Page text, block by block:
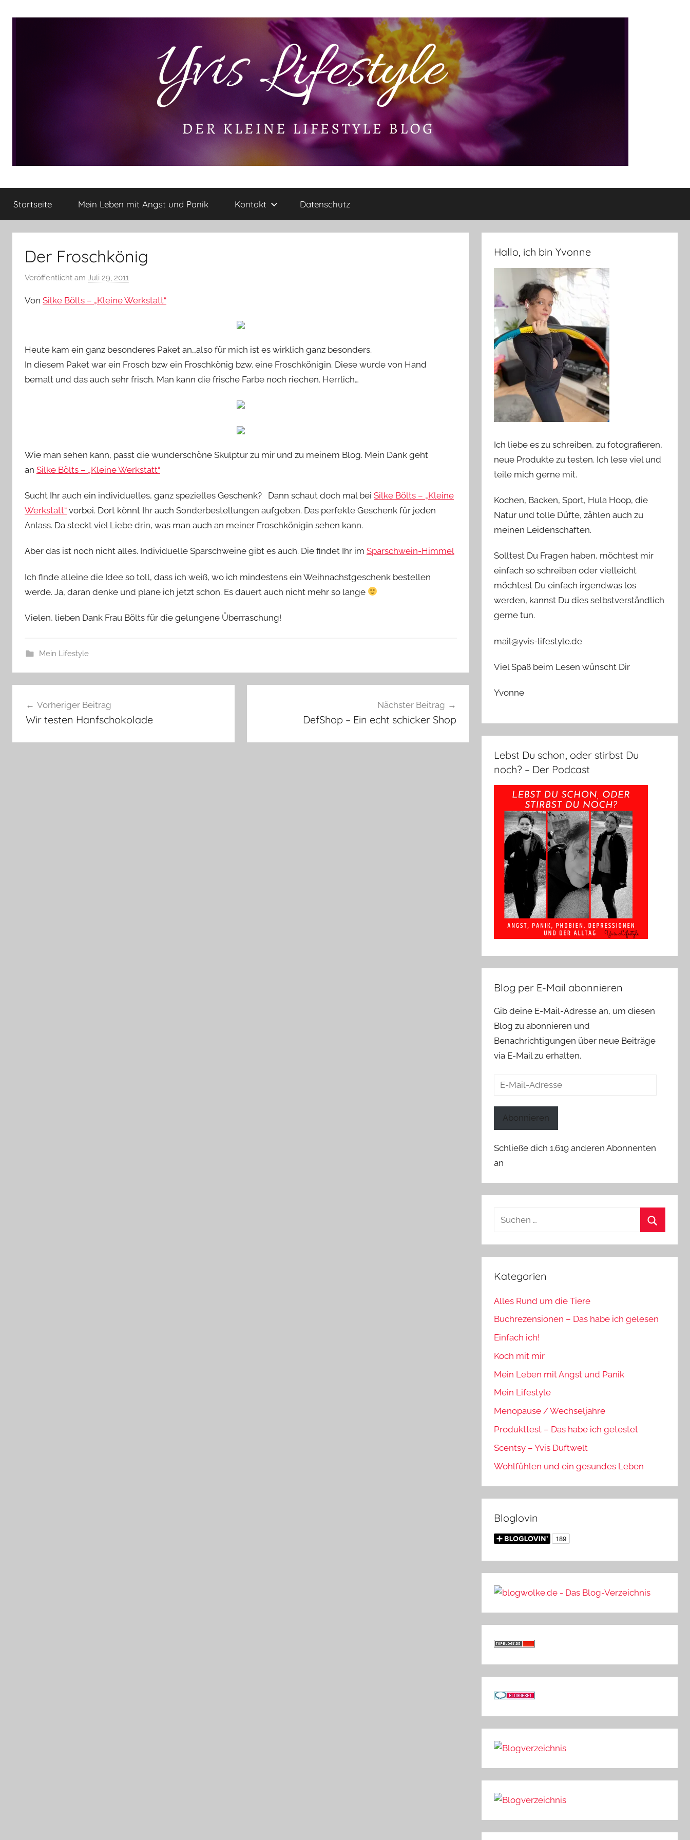
Yvis
Lifestyle
kleine
Lifestyle
Rezensionen,
vieles
Startseite Mein Leben mit Angst und Panik Kontakt Datenschutz
Der Froschkönig
Veröffentlicht am Juli 29, 2011
n
e
Von Silke Bölts – „Kleine Werkstatt“
Heute kam ein ganz besonderes Paket an…also für mich ist es wirklich ganz besonders.
In diesem Paket war ein Frosch bzw ein Froschkönig bzw. eine Froschkönigin. Diese wurde von Hand
bemalt und das auch sehr frisch. Man kann die frische Farbe noch riechen. Herrlich…
Wie man sehen kann, passt die wunderschöne Skulptur zu mir und zu meinem Blog. Mein Dank geht
an Silke Bölts – „Kleine Werkstatt“
Sucht Ihr auch ein individuelles, ganz spezielles Geschenk? Dann schaut doch mal bei Silke Bölts – „Kleine
Werkstatt“ vorbei. Dort könnt Ihr auch Sonderbestellungen aufgeben. Das perfekte Geschenk für jeden
Anlass. Da steckt viel Liebe drin, was man auch an meiner Froschkönigin sehen kann.
Aber das ist noch nicht alles. Individuelle Sparschweine gibt es auch. Die findet Ihr im Sparschwein-Himmel
Ich finde alleine die Idee so toll, dass ich weiß, wo ich mindestens ein Weihnachstgeschenk bestellen
werde. Ja, daran denke und plane ich jetzt schon. Es dauert auch nicht mehr so lange
Vielen, lieben Dank Frau Bölts für die gelungene Überraschung!
Mein Lifestyle
Vorheriger Beitrag
Wir testen Hanfschokolade
Nächster Beitrag
DefShop – Ein echt schicker Shop
Hallo, ich bin Yvonne
Ich liebe es zu schreiben, zu fotografieren,
neue Produkte zu testen. Ich lese viel und
teile mich gerne mit.
Kochen, Backen, Sport, Hula Hoop, die
Natur und tolle Düfte, zählen auch zu
meinen Leidenschaften.
Solltest Du Fragen haben, möchtest mir
einfach so schreiben oder vielleicht
möchtest Du einfach irgendwas los
werden, kannst Du dies selbstverständlich
gerne tun.
mail@yvis-lifestyle.de
Viel Spaß beim Lesen wünscht Dir
Yvonne
Lebst Du schon, oder stirbst Du
noch? – Der Podcast
Blog per E-Mail abonnieren
Gib deine E-Mail-Adresse an, um diesen
Blog zu abonnieren und
Benachrichtigungen über neue Beiträge
via E-Mail zu erhalten.
E-
Abonnieren
Schließe dich 1.619 anderen Abonnenten
an
Suchen
Kategorien
Alles Rund um die Tiere
Buchrezensionen – Das habe ich gelesen
Einfach ich!
Koch mit mir
Mein Leben mit Angst und Panik
Mein Lifestyle
Menopause / Wechseljahre
Produkttest – Das habe ich getestet
Scentsy – Yvis Duftwelt
Wohlfühlen und ein gesundes Leben
Bloglovin